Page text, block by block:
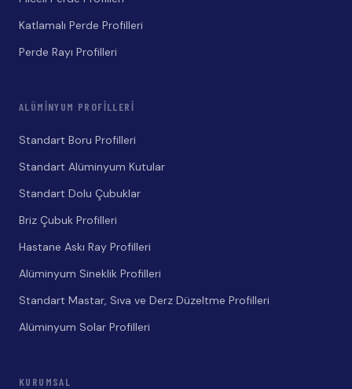
Katlamalı Perde Profilleri
Perde Rayı Profilleri
ALÜMINYUM PROFILLERI
Standart Boru Profilleri
Standart Alüminyum Kutular
Standart Dolu Çubuklar
Briz Çubuk Profilleri
Hastane Askı Ray Profilleri
Alüminyum Sineklik Profilleri
Standart Mastar, Sıva ve Derz Düzeltme Profilleri
Alüminyum Solar Profilleri
KURUMSAL